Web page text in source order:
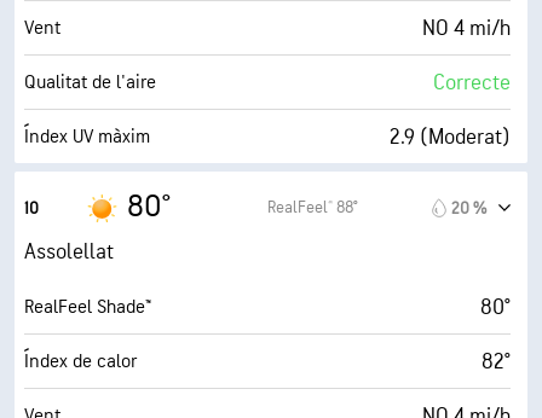
AccuLumen Brightness Index™ 10 (Molt clar)
Nuvolositat 1 %
Visibilitat 10 mi
Vent NO 4 mi/h
Qualitat de l'aire Correcte
Índex UV màxim 2.9 (Moderat)
Humitat
Punt de rosada 64° F
AccuLumen Brightness Index™ 10 (Molt clar)
Nuvolositat 2 %
10 80° RealFeel® 88° 20 %
Assolellat
RealFeel Shade™ 80°
Índex de calor 82°